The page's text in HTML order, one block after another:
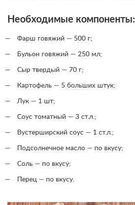
Необходимые компоненты:
Фарш говяжий — 500 г;
Бульон говяжий — 250 мл;
Сыр твердый — 70 г;
Картофель — 5 больших штук;
Лук — 1 шт;
Соус томатный — 3 ст.л.;
Вустерширский соус — 1 ст.л.;
Подсолнечное масло — по вкусу;
Соль — по вкусу;
Перец — по вкусу.